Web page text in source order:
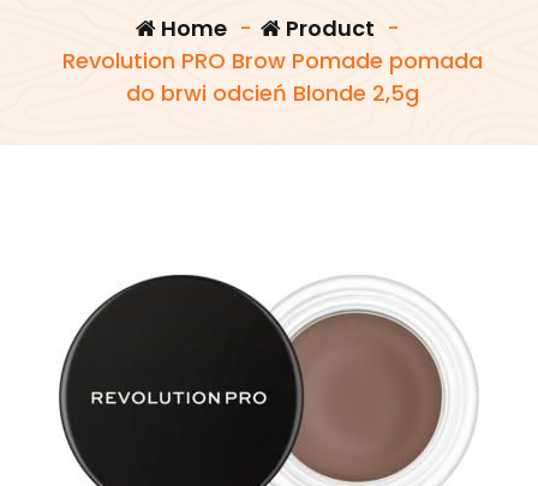
Home- Product -
Revolution PRO Brow Pomade pomada
do brwi odcień Blonde 2,5g